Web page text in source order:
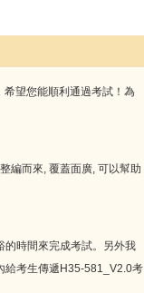
望您能順利通過考試！為
編而來, 覆蓋面廣, 可以幫助
時間來完成考試。另外我
給考生傳遞H35-581_V2.0考